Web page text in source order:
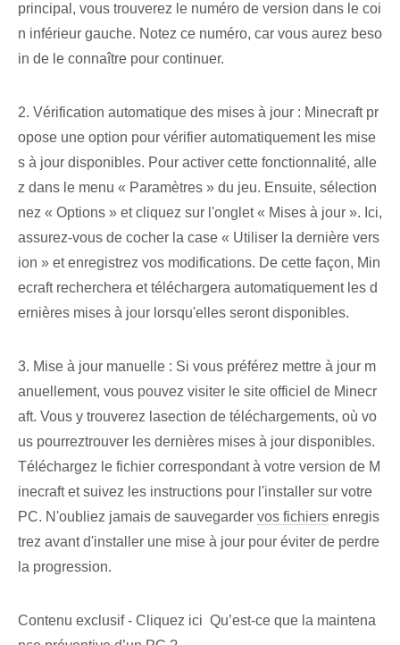
principal, vous trouverez le numéro de version dans le coi
n inférieur gauche. Notez ce numéro, car vous aurez beso
in de le connaître pour continuer.
2. Vérification automatique des mises à jour : Minecraft pr
opose une option pour vérifier automatiquement les mise
s à jour disponibles. Pour activer cette fonctionnalité, alle
z dans le menu « Paramètres » du jeu. Ensuite, sélection
nez « Options » et cliquez sur l'onglet « Mises à jour ». Ici,
assurez-vous de cocher la case « Utiliser la dernière vers
ion » et enregistrez vos modifications. De cette façon, Min
ecraft recherchera et téléchargera automatiquement les d
ernières mises à jour lorsqu'elles seront disponibles.
3. Mise à jour manuelle : Si vous préférez mettre à jour m
anuellement, vous pouvez visiter le site officiel de Minecr
aft. Vous y trouverez la⁤section de téléchargements, où vo
us pourrez⁤trouver les dernières mises à jour disponibles.
Téléchargez le fichier correspondant à votre version de M
inecraft et suivez les instructions pour l'installer sur votre
PC. N'oubliez jamais de sauvegarder vos fichiers enregis
trez ⁣avant‌ d'installer une⁣ mise à jour pour éviter de perdre
la progression.
Contenu exclusif - Cliquez ici Qu’est-ce que la maintena